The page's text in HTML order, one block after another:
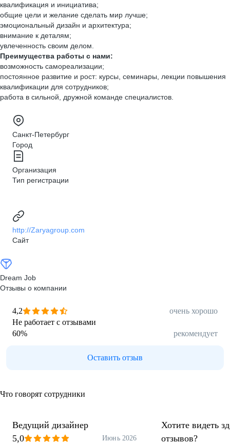
квалификация и инициатива;
общие цели и желание сделать мир лучше;
эмоциональный дизайн и архитектура;
внимание к деталям;
увлеченность своим делом.
Преимущества работы с нами:
возможность самореализации;
постоянное развитие и рост: курсы, семинары, лекции повышения
квалификации для сотрудников;
работа в сильной, дружной команде специалистов.
Санкт-Петербург
Город
Организация
Тип регистрации
http://Zaryagroup.com
Сайт
Dream Job
Отзывы о компании
4,2
очень хорошо
Не работает с отзывами
60% рекомендует
Оставить отзыв
Что говорят сотрудники
Ведущий дизайнер
5,0
Июнь 2026
Хотите видеть
отзывов?